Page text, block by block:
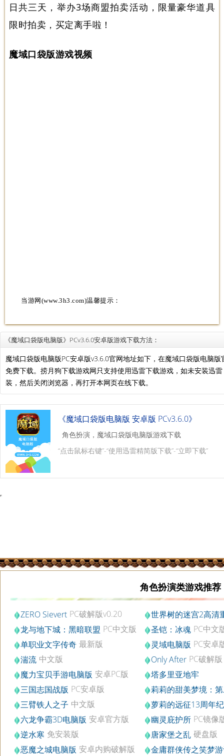
日共三天，举办3场商盟拍卖活动，限量豪华道具
限时拍卖，买定离手啦！
魔域口袋版游戏视频
当游网(www.3h3.com)温馨提示：
《魔域口袋版电脑版》PCv3.6.0安卓版游戏下载方法：
魔域口袋版电脑版PC安卓版v3.6.0官网地址如下，在魔域口袋版电脑
免费下载。捞月狗下载游戏网只支持使用迅雷下载游戏，如未安装迅
装，然后关闭浏览器，再打开本网页在线下载。
《魔域口袋版电脑版 安卓版 PCv3.6.0》
角色扮演，魔域口袋版电脑版游戏下载
“点击鼠标右键”-“使用迅雷精简版下载”-“立即下载”
角色扮演类游戏推荐
ZERO Sievert PC破解版v0.20
世界树的迷宫2高清
版 PC中文版
龙与地下城：黑暗联盟 PC中文版
集成血战回声DLC
圣铠：冰魂 PC中文
单职业文字传奇 最新版
2021.08.09
灵域电脑版 PC安卓
v1.5.0
湍流 中文版 Only After PC破解版
魔力宝贝手游电脑版 安卓PC版
v6.0.0
塔多里亚地牢
Build.3347766
三国志国战版 PC安卓版
莉莉的甜美梦境：
章 破解版v1.0
三臂铁人之子 中文版
萝莉的远征13周年
版 PC中文版
六龙争霸3D电脑版 安卓官方版
v1.1.41
幽灵庇护所 PC镜像
逆水寒 免安装版 唐家堡之乱 硬盘版
恶魔之城电脑版 安卓内购破解版 金庸群侠传之笑梦